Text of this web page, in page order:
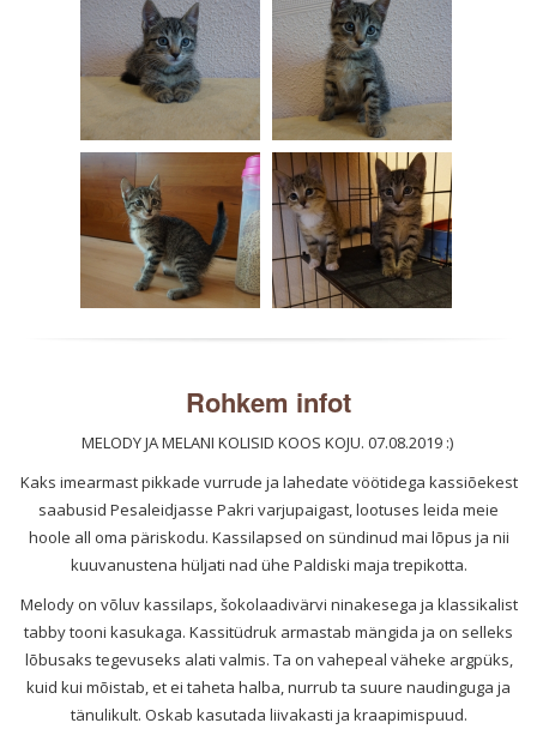
Rohkem infot
MELODY JA MELANI KOLISID KOOS KOJU. 07.08.2019 :)
Kaks imearmast pikkade vurrude ja lahedate vöötidega kassiõekest
saabusid Pesaleidjasse Pakri varjupaigast, lootuses leida meie
hoole all oma päriskodu. Kassilapsed on sündinud mai lõpus ja nii
kuuvanustena hüljati nad ühe Paldiski maja trepikotta.
Melody on võluv kassilaps, šokolaadivärvi ninakesega ja klassikalist
tabby tooni kasukaga. Kassitüdruk armastab mängida ja on selleks
lõbusaks tegevuseks alati valmis. Ta on vahepeal väheke argpüks,
kuid kui mõistab, et ei taheta halba, nurrub ta suure naudinguga ja
tänulikult. Oskab kasutada liivakasti ja kraapimispuud.